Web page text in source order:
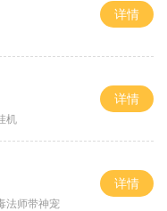
详情
机
详情
法师带神宠
详情